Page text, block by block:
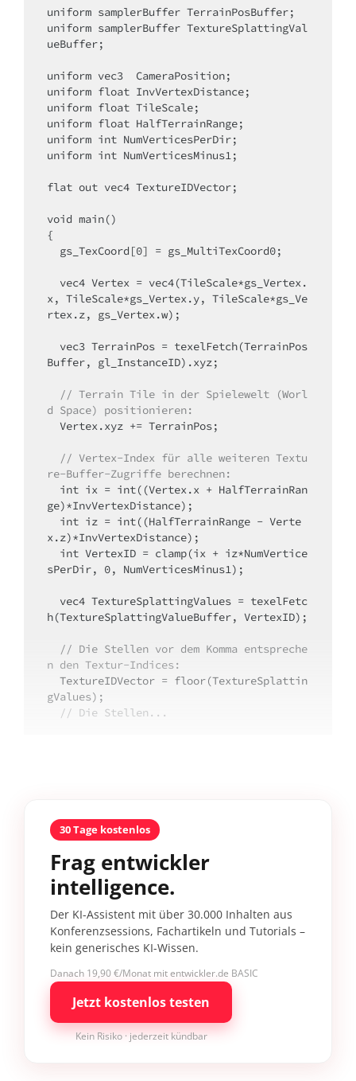
uniform samplerBuffer TerrainPosBuffer;
uniform samplerBuffer TextureSplattingVal
ueBuffer;
uniform vec3  CameraPosition;
uniform float InvVertexDistance;
uniform float TileScale;
uniform float HalfTerrainRange;
uniform int NumVerticesPerDir;
uniform int NumVerticesMinus1;
flat out vec4 TextureIDVector;
void main()
{
x, TileScale*gs_Vertex.y, TileScale*gs_Ve
rtex.z, gs_Vertex.w);
Buffer, gl_InstanceID).xyz;
// Terrain Tile in der Spielewelt (Worl
d Space) positionieren:
// Vertex-Index für alle weiteren Textu
re-Buffer-Zugriffe berechnen:
ge)*InvVertexDistance);
x.z)*InvVertexDistance);
sPerDir, 0, NumVerticesMinus1);
h(TextureSplattingValueBuffer, VertexID);
// Die Stellen vor dem Komma entspreche
n den Textur-Indices:
gValues);
// Die Stellen...
30 Tage kostenlos
Frag entwickler
intelligence.
Der KI-Assistent mit über 30.000 Inhalten aus
Konferenzsessions, Fachartikeln und Tutorials –
kein generisches KI-Wissen.
Danach 19,90 €/Monat mit entwickler.de BASIC
Jetzt kostenlos testen
Kein Risiko · jederzeit kündbar